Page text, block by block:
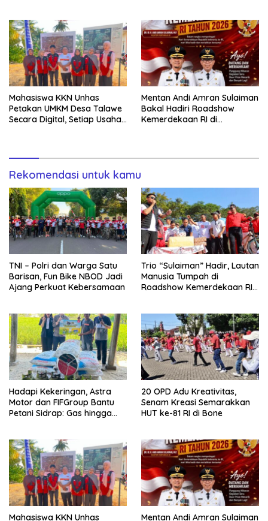
Mahasiswa KKN Unhas
Petakan UMKM Desa Talawe
Secara Digital, Setiap Usaha
Mentan Andi Amran Sulaiman
Bakal Hadiri Roadshow
Kemerdekaan RI di
Rekomendasi untuk kamu
TNI – Polri dan Warga Satu
Barisan, Fun Bike NBOD Jadi
Ajang Perkuat Kebersamaan
Trio “Sulaiman” Hadir, Lautan
Manusia Tumpah di
Roadshow Kemerdekaan RI
Hadapi Kekeringan, Astra
Motor dan FIFGroup Bantu
Petani Sidrap: Gas hingga
20 OPD Adu Kreativitas,
Senam Kreasi Semarakkan
HUT ke-81 RI di Bone
Mahasiswa KKN Unhas Mentan Andi Amran Sulaiman